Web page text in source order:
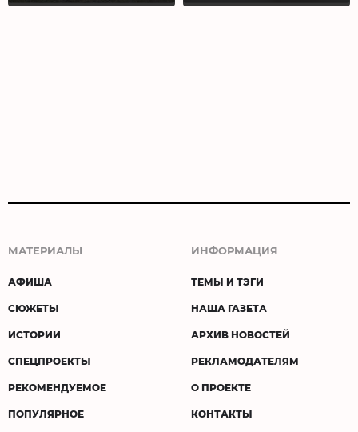
МАТЕРИАЛЫ
АФИША
СЮЖЕТЫ
ИСТОРИИ
СПЕЦПРОЕКТЫ
РЕКОМЕНДУЕМОЕ
ПОПУЛЯРНОЕ
ИНФОРМАЦИЯ
ТЕМЫ И ТЭГИ
НАША ГАЗЕТА
АРХИВ НОВОСТЕЙ
РЕКЛАМОДАТЕЛЯМ
О ПРОЕКТЕ
КОНТАКТЫ